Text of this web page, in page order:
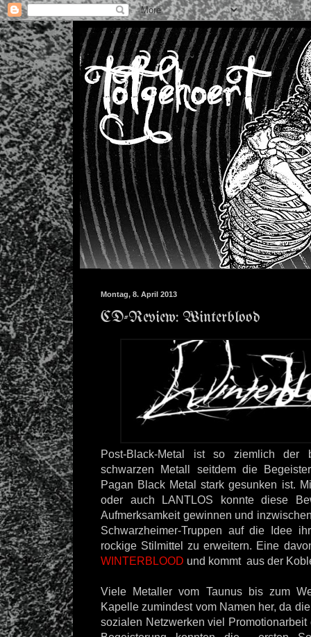
Montag, 8. April 2013
CD-Review: Winterblood
Post-Black-Metal ist so ziemlich der
schwarzen Metall seitdem die
Pagan Black Metal stark gesunken ist.
oder auch LANTLOS konnte diese
Aufmerksamkeit gewinnen und
Schwarzheimer-Truppen auf die Idee
rockige Stilmittel zu erweitern. Eine
WINTERBLOOD und kommt aus der
Viele Metaller vom Taunus bis zum
Kapelle zumindest vom Namen her, da
sozialen Netzwerken viel Promotionarbeit